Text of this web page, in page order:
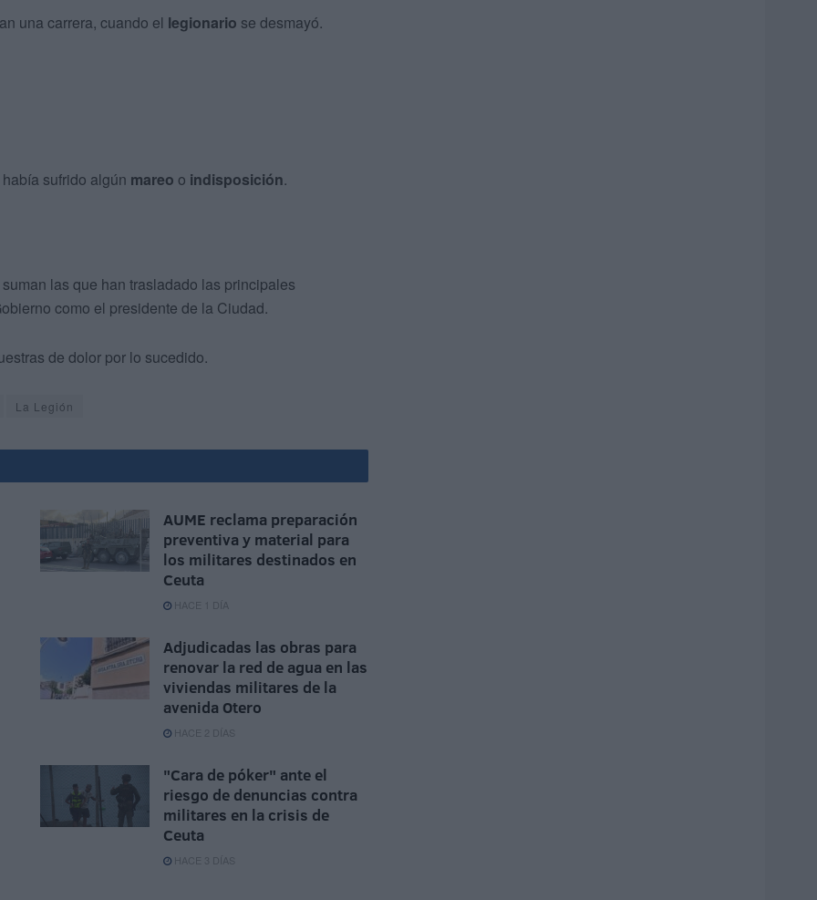
una carrera, cuando el legionario se desmayó.
sufrido algún mareo o indisposición.
las que han trasladado las principales
como el presidente de la Ciudad.
de dolor por lo sucedido.
La Legión
AUME reclama preparación
preventiva y material para
los militares destinados en
Ceuta
HACE 1 DÍA
Adjudicadas las obras para
renovar la red de agua en las
viviendas militares de la
avenida Otero
HACE 2 DÍAS
"Cara de póker" ante el
riesgo de denuncias contra
militares en la crisis de
Ceuta
HACE 3 DÍAS